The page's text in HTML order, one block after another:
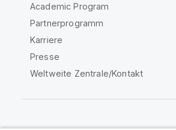
Academic Program
Partnerprogramm
Karriere
Presse
Weltweite Zentrale/Kontakt